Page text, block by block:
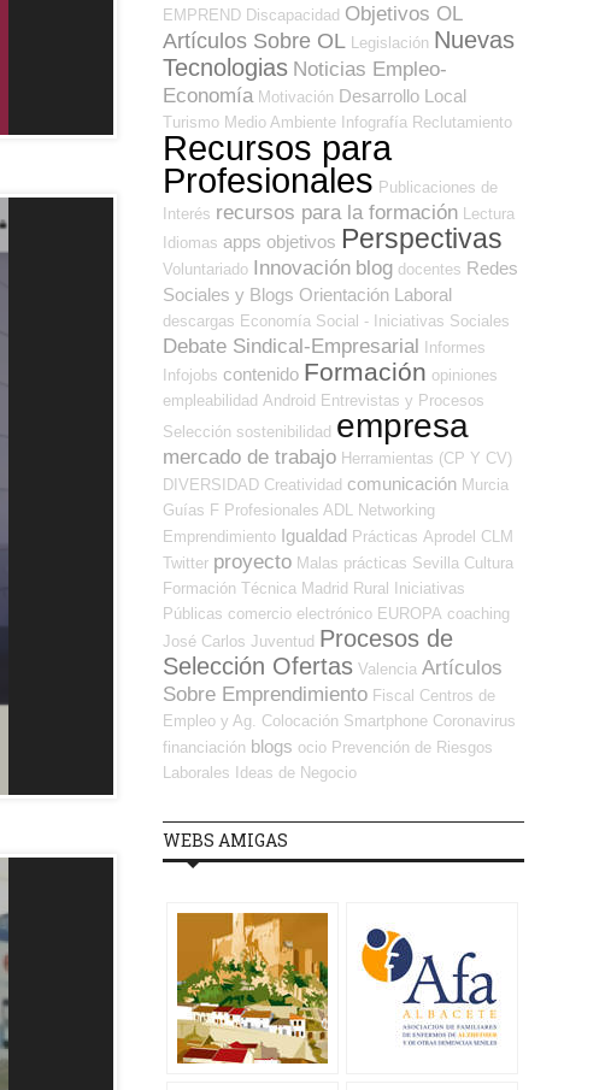
EMPREND Discapacidad Objetivos OL
Artículos Sobre OL Legislación Nuevas
Tecnologias Noticias Empleo-
Economía Motivación Desarrollo Local
Turismo Medio Ambiente Infografía Reclutamiento
Recursos para
Profesionales Publicaciones de
Interés recursos para la formación
Lectura
Idiomas apps objetivos Perspectivas
Voluntariado Innovación blog docentes Redes
Sociales y Blogs Orientación Laboral
descargas Economía Social - Iniciativas Sociales
Debate Sindical-Empresarial
Informes
Infojobs contenido Formación opiniones
empleabilidad Android Entrevistas y Procesos
Selección sostenibilidad empresa
mercado de trabajo Herramientas (CP Y CV)
DIVERSIDAD Creatividad comunicación Murcia
Guías F Profesionales ADL
Networking
Emprendimiento Igualdad Prácticas Aprodel CLM
Twitter proyecto Malas prácticas Sevilla Cultura
Formación Técnica Madrid Rural
Iniciativas
Públicas comercio electrónico EUROPA coaching
José Carlos Juventud Procesos de
Selección Ofertas Valencia Artículos
Sobre Emprendimiento Fiscal Centros de
Empleo y Ag. Colocación Smartphone Coronavirus
financiación blogs ocio Prevención de Riesgos
Laborales
Ideas de Negocio
WEBS AMIGAS